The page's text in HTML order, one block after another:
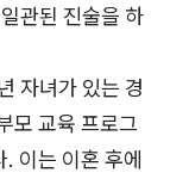
관된 진술을 하
자녀가 있는 경
모 교육 프로그
이는 이혼 후에